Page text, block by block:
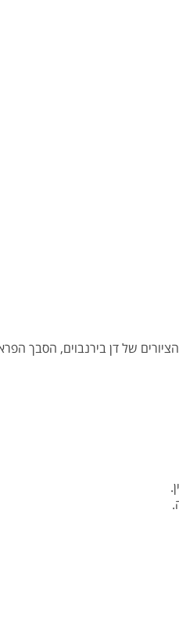
של דן בירנבוים, הסבך